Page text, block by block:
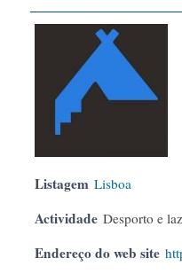
Listagem Lisboa
Actividade Desporto e
Endereço do web site